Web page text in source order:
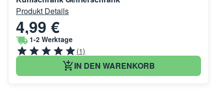
Produkt Details
4,99 €
1-2 Werktage
(1)
IN DEN WARENKORB